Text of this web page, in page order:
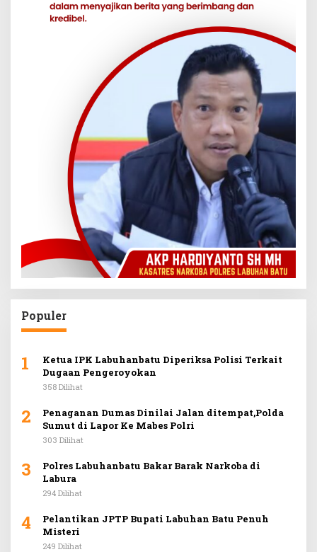
Populer
1
Ketua IPK Labuhanbatu Diperiksa Polisi Terkait
Dugaan Pengeroyokan
358 Dilihat
2
Penaganan Dumas Dinilai Jalan ditempat,Polda
Sumut di Lapor Ke Mabes Polri
303 Dilihat
3
Polres Labuhanbatu Bakar Barak Narkoba di
Labura
294 Dilihat
4
Pelantikan JPTP Bupati Labuhan Batu Penuh
Misteri
249 Dilihat